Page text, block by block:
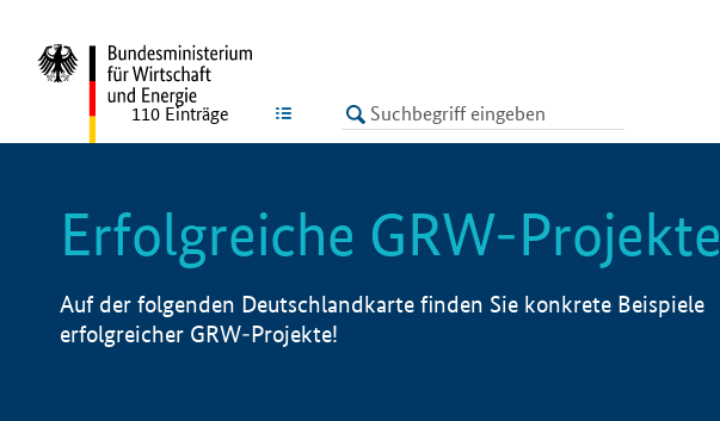
LISTE
110 Einträge
Erfolgreiche GRW-Projekte
Auf der folgenden Deutschlandkarte finden Sie konkrete Beispiele
erfolgreicher GRW-Projekte!